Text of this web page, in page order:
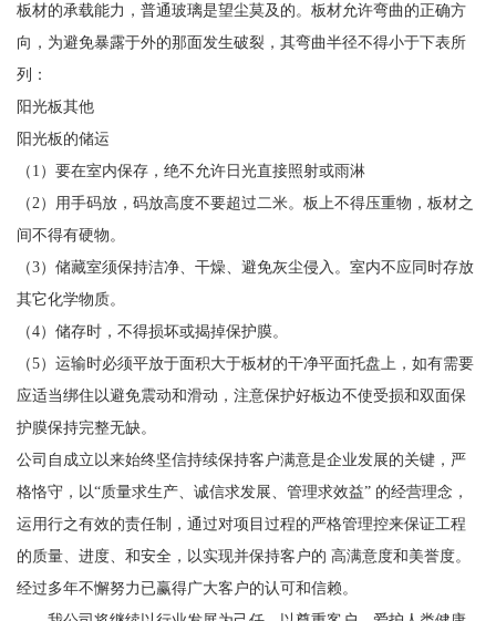
板材的承载能力，普通玻璃是望尘莫及的。板材允许弯曲的正确方
向，为避免暴露于外的那面发生破裂，其弯曲半径不得小于下表所
列：
阳光板其他
阳光板的储运
（1）要在室内保存，绝不允许日光直接照射或雨淋
（2）用手码放，码放高度不要超过二米。板上不得压重物，板材之
间不得有硬物。
（3）储藏室须保持洁净、干燥、避免灰尘侵入。室内不应同时存放
其它化学物质。
（4）储存时，不得损坏或揭掉保护膜。
（5）运输时必须平放于面积大于板材的干净平面托盘上，如有需要
应适当绑住以避免震动和滑动，注意保护好板边不使受损和双面保
护膜保持完整无缺。
公司自成立以来始终坚信持续保持客户满意是企业发展的关键，严
格恪守，以“质量求生产、诚信求发展、管理求效益” 的经营理念，
运用行之有效的责任制，通过对项目过程的严格管理控来保证工程
的质量、进度、和安全，以实现并保持客户的 高满意度和美誉度。
经过多年不懈努力已赢得广大客户的认可和信赖。